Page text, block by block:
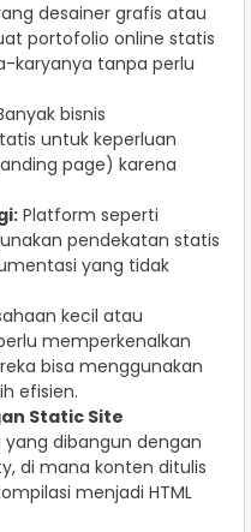
desainer grafis atau
portofolio online statis
karyanya tanpa perlu
bisnis
untuk keperluan
page) karena
Platform seperti
pendekatan statis
yang tidak
kecil atau
memperkenalkan
bisa menggunakan
efisien.
Static Site
yang dibangun dengan
di mana konten ditulis
menjadi HTML